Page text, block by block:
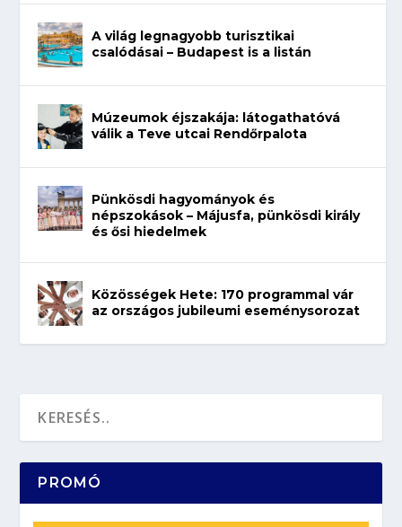
A világ legnagyobb turisztikai
csalódásai – Budapest is a listán
Múzeumok éjszakája: látogathatóvá
válik a Teve utcai Rendőrpalota
Pünkösdi hagyományok és
népszokások – Májusfa, pünkösdi király
és ősi hiedelmek
Közösségek Hete: 170 programmal vár
az országos jubileumi eseménysorozat
PROMÓ